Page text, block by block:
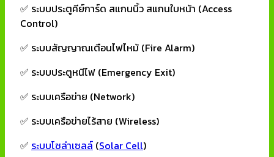
✅ ระบบประตูคีย์การ์ด สแกนนิ้ว สแกนใบหน้า (Access
Control)
✅ ระบบสัญญาณเตือนไฟไหม้ (Fire Alarm)
✅ ระบบประตูหนีไฟ (Emergency Exit)
✅ ระบบเครือข่าย (Network)
✅ ระบบเครือข่ายไร้สาย (Wireless)
✅ ระบบโซล่าเซลล์ (Solar Cell)